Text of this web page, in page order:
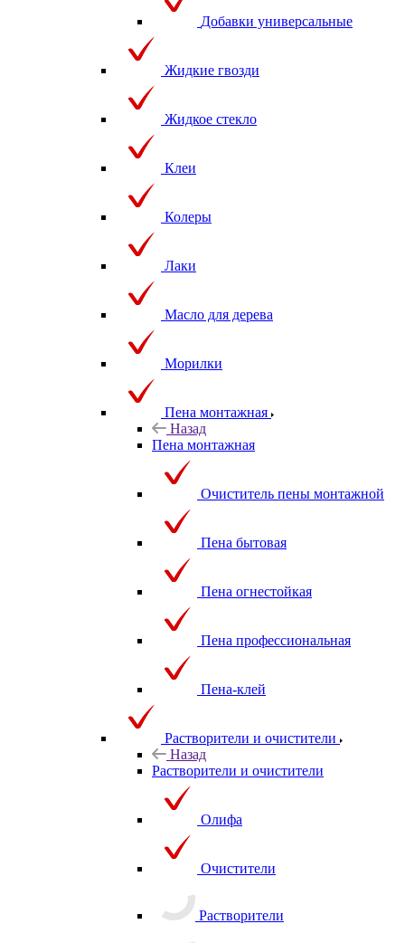
Добавки универсальные
Жидкие гвозди
Жидкое стекло
Клеи
Колеры
Лаки
Масло для дерева
Морилки
Пена монтажная
Назад
Пена монтажная
Очиститель пены монтажной
Пена бытовая
Пена огнестойкая
Пена профессиональная
Пена-клей
Растворители и очистители
Назад
Растворители и очистители
Олифа
Очистители
Растворители